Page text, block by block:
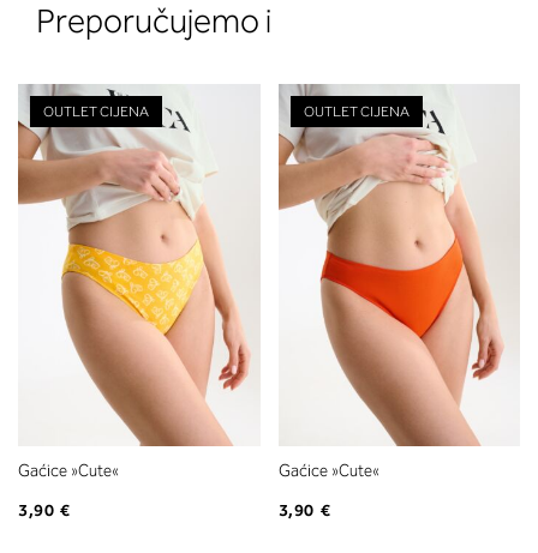
Preporučujemo i
OUTLET CIJENA
Gaćice »Cute«
3,90 €
OUTLET CIJENA
Gaćice »Cute«
3,90 €
2. Prsni obseg
Izmerite prsni obseg. Šiviljski
položite čez hrbet v višini
izreza in čez prsi, v višini bradavic
vdolbine med prsmi. V razdelku 2.
boste prebrali, katera globina
ustreza vaši meri (A, B …) – iščite v
stolpcu, ki ste ga določili s